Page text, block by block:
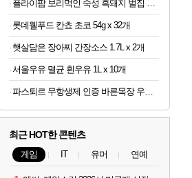
롯데웰푸드 칸쵸 초코 54g x 32개
햇살담은 장아찌 간장소스 1.7L x 2개
서울우유 멸균 흰우유 1L x 10개
파스퇴르 무항생제 인증 바른목장 우유 125ml x 24개
최근 HOT한 콘텐츠
게임 IT 유머 연예